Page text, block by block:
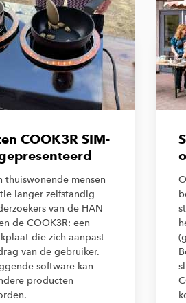
COOK3R SIM-
thuiswonende mensen
langer zelfstandig
van de HAN
de COOK3R: een
die zich aanpast
van de gebruiker.
software kan
producten